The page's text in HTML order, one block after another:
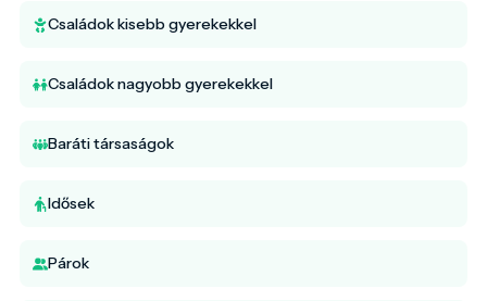
Családok kisebb gyerekekkel
Családok nagyobb gyerekekkel
Baráti társaságok
Idősek
Párok